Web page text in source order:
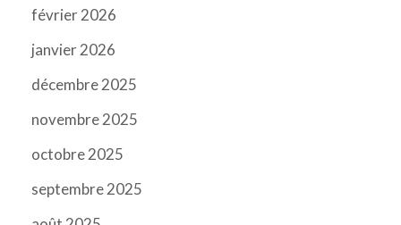
février 2026
janvier 2026
décembre 2025
novembre 2025
octobre 2025
septembre 2025